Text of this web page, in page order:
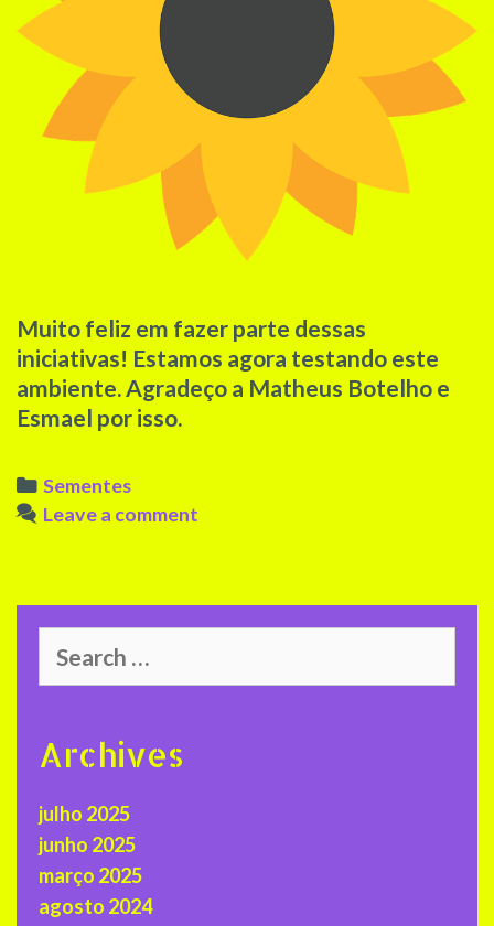
Muito feliz em fazer parte dessas
iniciativas! Estamos agora testando este
ambiente. Agradeço a Matheus Botelho e
Esmael por isso.
Categories
Sementes
Leave a comment
for:
Archives
julho 2025
junho 2025
março 2025
agosto 2024